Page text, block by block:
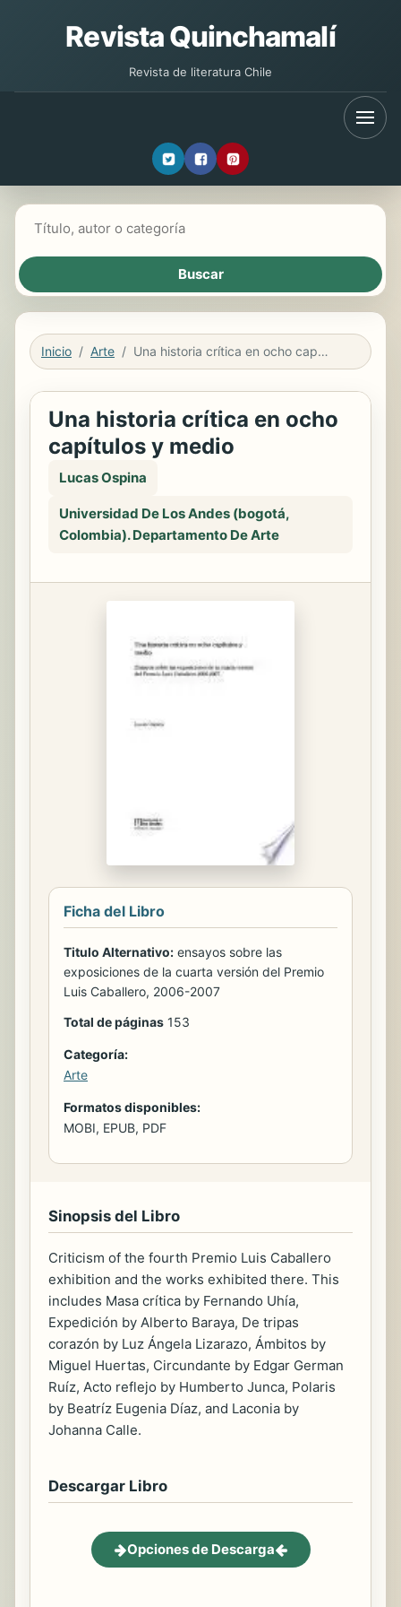
Revista Quinchamalí
Revista de literatura Chile
Inicio Arte Una historia crítica en ocho capítulos y medio
Una historia crítica en ocho
capítulos y medio
Lucas Ospina
Universidad De Los Andes (bogotá,
Colombia). Departamento De Arte
Ficha del Libro
Titulo Alternativo: ensayos sobre las
exposiciones de la cuarta versión del Premio
Luis Caballero, 2006-2007
Total de páginas 153
Categoría:
Arte
Formatos disponibles:
MOBI, EPUB, PDF
Sinopsis del Libro
Criticism of the fourth Premio Luis Caballero
exhibition and the works exhibited there. This
includes Masa crítica by Fernando Uhía,
Expedición by Alberto Baraya, De tripas
corazón by Luz Ángela Lizarazo, Ámbitos by
Miguel Huertas, Circundante by Edgar German
Ruíz, Acto reflejo by Humberto Junca, Polaris
by Beatríz Eugenia Díaz, and Laconia by
Johanna Calle.
Descargar Libro
Opciones de Descarga